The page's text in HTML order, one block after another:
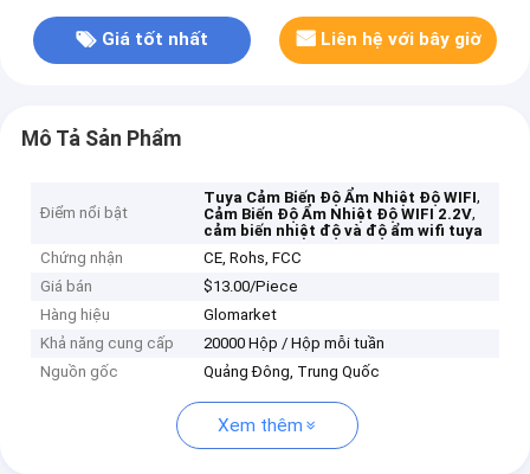
Giá tốt nhất Liên hệ với bây giờ
Mô Tả Sản Phẩm
Điểm nổi bật
Tuya Cảm Biến Độ Ẩm Nhiệt Độ WIFI,
Cảm Biến Độ Ẩm Nhiệt Độ WIFI 2.2V,
cảm biến nhiệt độ và độ ẩm wifi tuya
Chứng nhận
CE, Rohs, FCC
Giá bán
$13.00/Piece
Hàng hiệu
Glomarket
Khả năng cung cấp
20000 Hộp / Hộp mỗi tuần
Nguồn gốc
Quảng Đông, Trung Quốc
Xem thêm